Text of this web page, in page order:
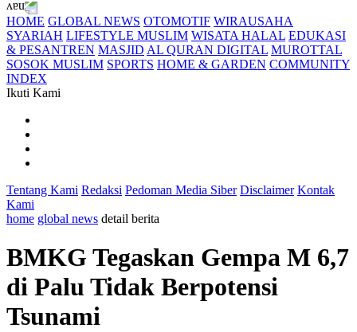
HOME GLOBAL NEWS OTOMOTIF WIRAUSAHA
SYARIAH LIFESTYLE MUSLIM WISATA HALAL EDUKASI
& PESANTREN MASJID AL QURAN DIGITAL MUROTTAL
SOSOK MUSLIM SPORTS HOME & GARDEN COMMUNITY
INDEX
Ikuti Kami
Tentang Kami Redaksi Pedoman Media Siber Disclaimer Kontak
Kami
home global news detail berita
BMKG Tegaskan Gempa M 6,7
di Palu Tidak Berpotensi
Tsunami